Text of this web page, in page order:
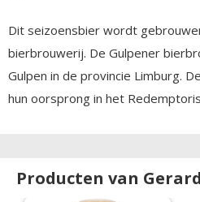
Dit seizoensbier wordt
bierbrouwerij. De Gulpener
Gulpen in de provincie Limburg.
hun oorsprong in het
Producten van